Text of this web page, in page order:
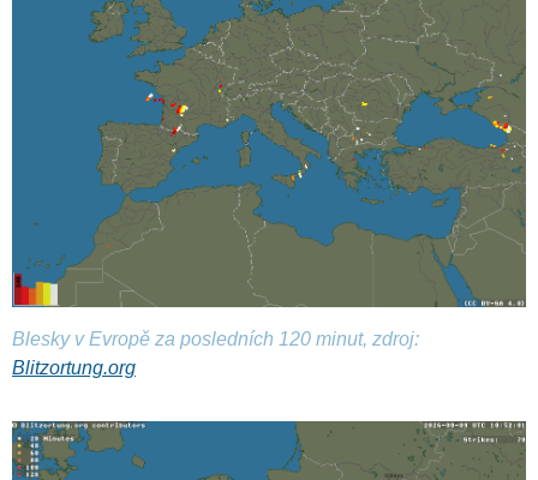
Blesky v Evropě za posledních 120 minut, zdroj:
Blitzortung.org